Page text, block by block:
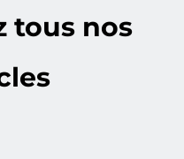
tous nos